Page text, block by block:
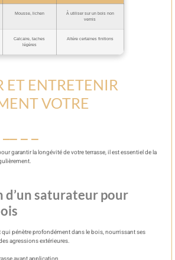
Mousse, lichen
À utiliser sur un bois non
vernis
Calcaire, taches
légères
Altére certaines finitions
ET ENTRETENIR
VOTRE
garantir la longévité de votre terrasse, il est essentiel de la
saturateur pour
pénètre profondément dans le bois, nourrissant ses
agressions extérieures.